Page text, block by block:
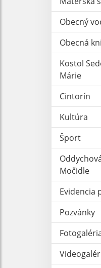
Obecný
Obecná
Kostol
Márie
Cintorín
Kultúra
Šport
Močidle
Evidencia
Pozvánky